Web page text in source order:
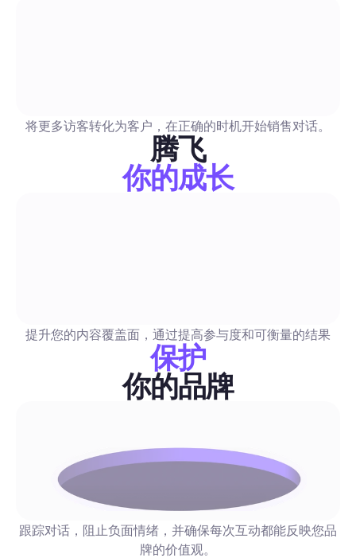
授权、每张图成本以及审核功能。包含测试过的提示模板、API/
单、法律指导，以及即插即用的Blabla工作流程，用于自动化发
评论与私信自动化
含简单易懂的许可清单、特定渠道推荐以及现成的批处理工作流
这些复制粘贴的步骤加入你的自动化流程中，以节省时间并降低
评论与私信自动化
电子通讯：创作者和营销者的自动化和互动完整指南（
一个精选的电子通讯列表，提供可复制的社交自动化策略——包
漏斗、评论回复、审核功能——按阅读时间、成本/频率和自动
将更多访客转化为客户，在正确的时机开始销售对话。
腾飞
你的成长
提升您的内容覆盖面，通过提高参与度和可衡量的结果
保护
你的品牌
跟踪对话，阻止负面情绪，并确保每次互动都能反映您品
牌的价值观。